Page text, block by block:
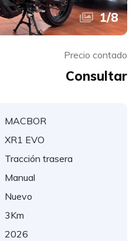
1/8
Precio contado
Consultar
MACBOR
XR1 EVO
Tracción trasera
Manual
Nuevo
3Km
2026